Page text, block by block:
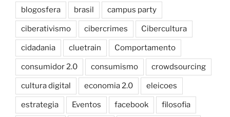
blogosfera brasil campus party
ciberativismo cibercrimes Cibercultura
cidadania cluetrain Comportamento
consumidor 2.0 consumismo crowdsourcing
cultura digital economia 2.0 eleicoes
estrategia Eventos facebook filosofia